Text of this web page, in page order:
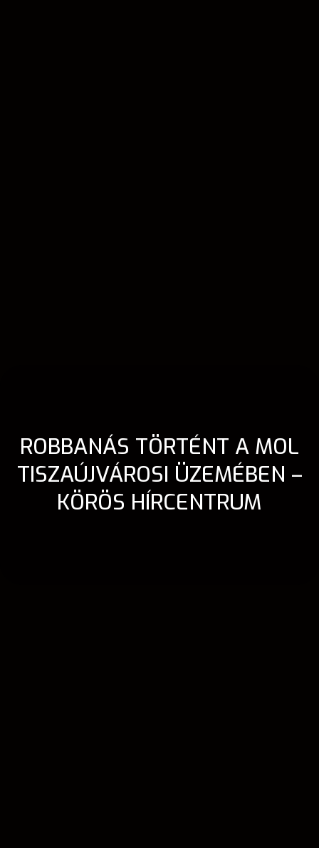
ROBBANÁS TÖRTÉNT A MOL
TISZAÚJVÁROSI ÜZEMÉBEN –
KÖRÖS HÍRCENTRUM